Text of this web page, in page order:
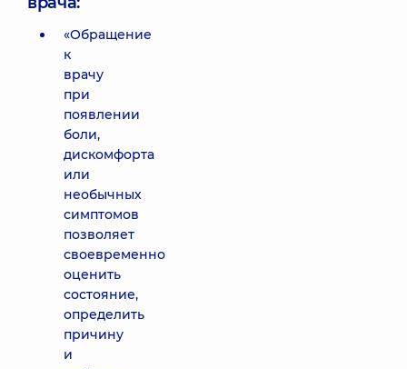
«Обращение
к
врачу
при
появлении
боли,
дискомфорта
или
необычных
симптомов
позволяет
своевременно
оценить
состояние,
определить
причину
и